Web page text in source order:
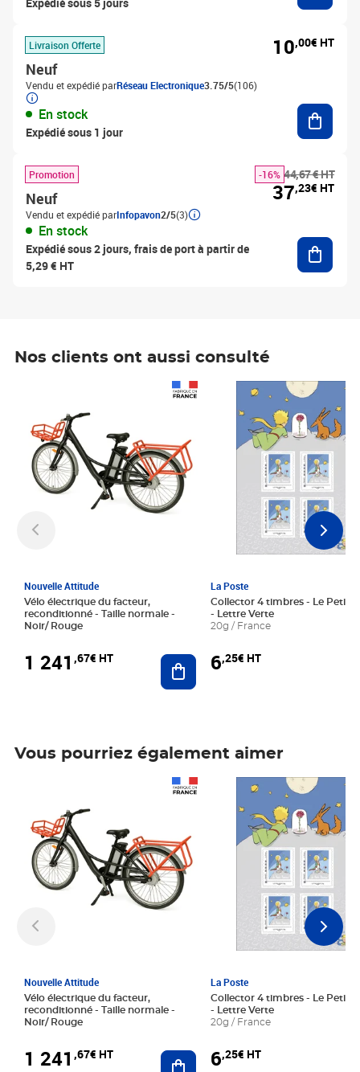
Livraison Offerte
Neuf
Vendu et expédié parRéseau Electronique3.75/5(106)
En stock
Expédié sous 1 jour
10,00€ HT
Promotion
Neuf
Vendu et expédié parInfopavon2/5(3)
En stock
Expédié sous 2 jours, frais de port à partir de
5,29 € HT
44,67 € HT
-16%
37,23€ HT
Nos clients ont aussi consulté
Nouvelle Attitude
Vélo électrique du facteur,
reconditionné - Taille normale -
Noir/ Rouge
1 241 ,67€ HT Ajouter au panier
La Poste
Collector 4 timbres - Le Petit
- Lettre Verte
20g / France
6,25€ HT
Prix 6,25€ HT
Vous pourriez également aimer
Nouvelle Attitude
Vélo électrique du facteur,
reconditionné - Taille normale -
Noir/ Rouge
1 241 ,67€ HT Ajouter au panier
La Poste
Collector 4 timbres - Le Petit
- Lettre Verte
20g / France
6,25€ HT
Prix 6,25€ HT